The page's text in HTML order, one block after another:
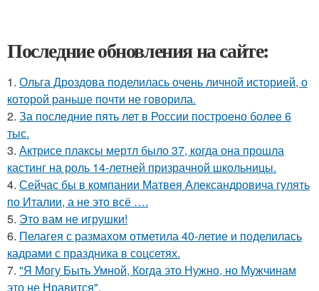
Последние обновления на сайте:
1. Ольга Дроздова поделилась очень личной историей, о
которой раньше почти не говорила.
2. За последние пять лет в России построено более 6
тыс.
3. Актрисе плаксы мертл было 37, когда она прошла
кастинг на роль 14-летней призрачной школьницы.
4. Сейчас бы в компании Матвея Александровича гулять
по Италии, а не это всё ….
5. Это вам не игрушки!
6. Пелагея с размахом отметила 40-летие и поделилась
кадрами с праздника в соцсетях.
7. "Я Могу Быть Умной, Когда это Нужно, но Мужчинам
это не Нравится".